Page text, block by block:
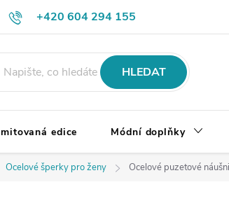
+420 604 294 155
vrácení a reklamace zboží
HLEDAT
edice Módní doplňky
Ocelové šperky pro ženy Ocelové puzetové